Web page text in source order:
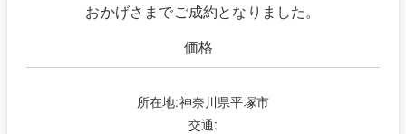
おかげさまでご成約となりました。
価格
所在地:神奈川県平塚市
交通: